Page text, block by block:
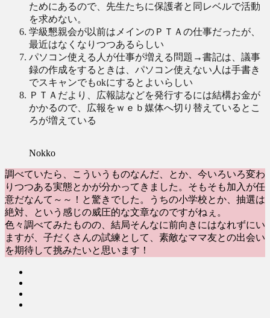
ためにあるので、先生たちに保護者と同レベルで活動
を求めない。
学級懇親会が以前はメインのＰＴＡの仕事だったが、
最近はなくなりつつあるらしい
パソコン使える人が仕事が増える問題→書記は、議事
録の作成をするときは、パソコン使えない人は手書き
でスキャンでもokにするとよいらしい
ＰＴＡだより、広報誌などを発行するには結構お金が
かかるので、広報をｗｅｂ媒体へ切り替えているとこ
ろが増えている
Nokko
調べていたら、こういうものなんだ、とか、今いろいろ変わ
りつつある実態とかが分かってきました。そもそも加入が任
意だなんて～～！と驚きでした。うちの小学校とか、抽選は
絶対、という感じの威圧的な文章なのですがねぇ。
色々調べてみたものの、結局そんなに前向きにはなれずにい
ますが、子だくさんの試練として、素敵なママ友との出会い
を期待して挑みたいと思います！